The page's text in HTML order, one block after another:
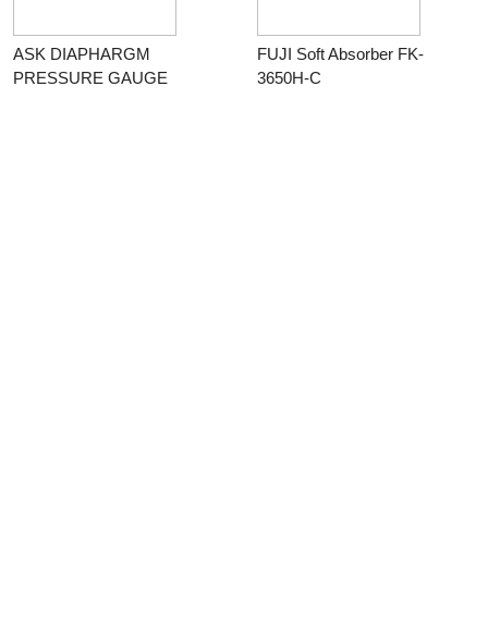
ASK DIAPHARGM
PRESSURE GAUGE
FUJI Soft Absorber FK-
3650H-C